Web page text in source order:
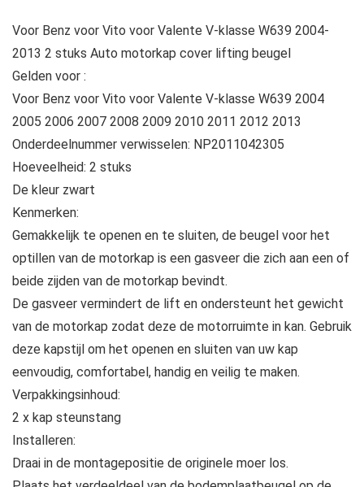
Voor Benz voor Vito voor Valente V-klasse W639 2004-
2013 2 stuks Auto motorkap cover lifting beugel
Gelden voor :
Voor Benz voor Vito voor Valente V-klasse W639 2004
2005 2006 2007 2008 2009 2010 2011 2012 2013
Onderdeelnummer verwisselen: NP2011042305
Hoeveelheid: 2 stuks
De kleur zwart
Kenmerken:
Gemakkelijk te openen en te sluiten, de beugel voor het
optillen van de motorkap is een gasveer die zich aan een of
beide zijden van de motorkap bevindt.
De gasveer vermindert de lift en ondersteunt het gewicht
van de motorkap zodat deze de motorruimte in kan. Gebruik
deze kapstijl om het openen en sluiten van uw kap
eenvoudig, comfortabel, handig en veilig te maken.
Verpakkingsinhoud:
2 x kap steunstang
Installeren:
Draai in de montagepositie de originele moer los.